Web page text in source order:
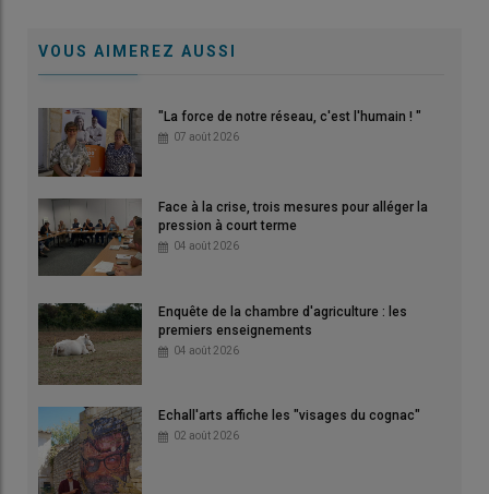
VOUS AIMEREZ AUSSI
"La force de notre réseau, c'est l'humain ! "
07 août 2026
Face à la crise, trois mesures pour alléger la
pression à court terme
04 août 2026
Enquête de la chambre d'agriculture : les
premiers enseignements
04 août 2026
Echall'arts affiche les "visages du cognac"
02 août 2026